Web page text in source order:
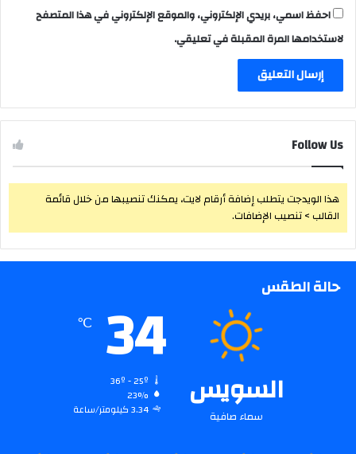
احفظ اسمي، بريدي الإلكتروني، والموقع الإلكتروني في هذا المتصفح
لاستخدامها المرة المقبلة في تعليقي.
Follow Us
هذا الويدجت يتطلب إضافة أرقام لايت، يمكنك تنصيبها من خلال قائمة
القالب > تنصيب الإضافات.
حالة الطقس
السويس
سماء صافية
34
℃
23%
3.34 كيلومتر/ساعة